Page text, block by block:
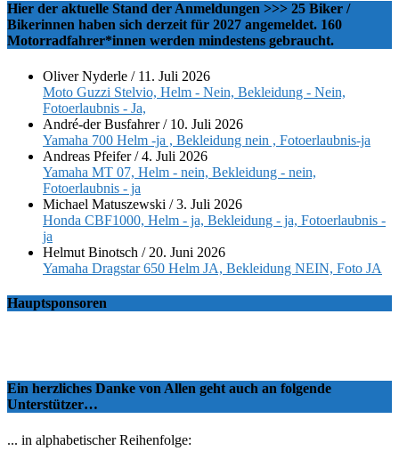
Hier der aktuelle Stand der Anmeldungen >>> 25 Biker /
Bikerinnen haben sich derzeit für 2027 angemeldet. 160
Motorradfahrer*innen werden mindestens gebraucht.
Oliver Nyderle / 11. Juli 2026
Moto Guzzi Stelvio, Helm - Nein, Bekleidung - Nein,
Fotoerlaubnis - Ja,
André-der Busfahrer/ 10. Juli 2026
Yamaha 700 Helm -ja , Bekleidung nein , Fotoerlaubnis-ja
Andreas Pfeifer/4. Juli 2026
Yamaha MT 07, Helm - nein, Bekleidung - nein,
Fotoerlaubnis - ja
Michael Matuszewski /3. Juli 2026
Honda CBF1000, Helm - ja, Bekleidung - ja, Fotoerlaubnis -
ja
Helmut Binotsch / 20. Juni 2026
Yamaha Dragstar 650 Helm JA, Bekleidung NEIN, Foto JA
Hauptsponsoren
Ein herzliches Danke von Allen geht auch an folgende
Unterstützer…
... in alphabetischer Reihenfolge: